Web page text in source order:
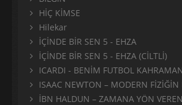
HİÇ KİMSE
Hilekar
İÇİNDE BİR SEN 5 - EHZA
İÇİNDE BİR SEN 5 - EHZA (CİLTLİ)
ICARDI - BENİM FUTBOL
ISAAC NEWTON – MODERN FİZİĞİN
İBN HALDUN – ZAMANA YÖN